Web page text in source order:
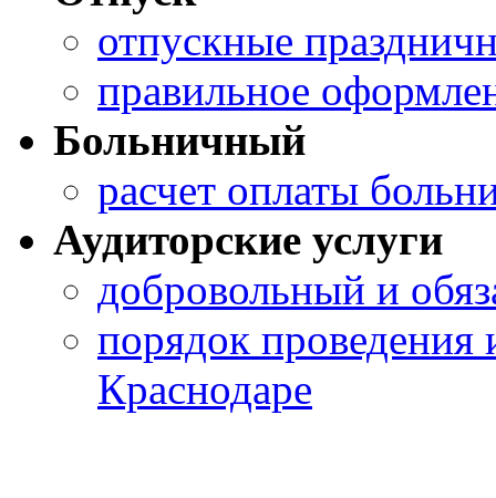
отпускные
правильное
Больничный
расчет оплаты
Аудиторские услуги
добровольный и
порядок проведения
Краснодаре